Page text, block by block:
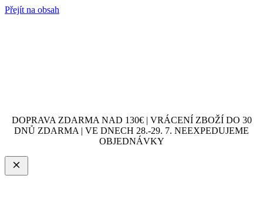
Přejít na obsah
DOPRAVA ZDARMA NAD 130€ | VRÁCENÍ ZBOŽÍ DO 30
DNŮ ZDARMA | VE DNECH 28.-29. 7. NEEXPEDUJEME
OBJEDNÁVKY